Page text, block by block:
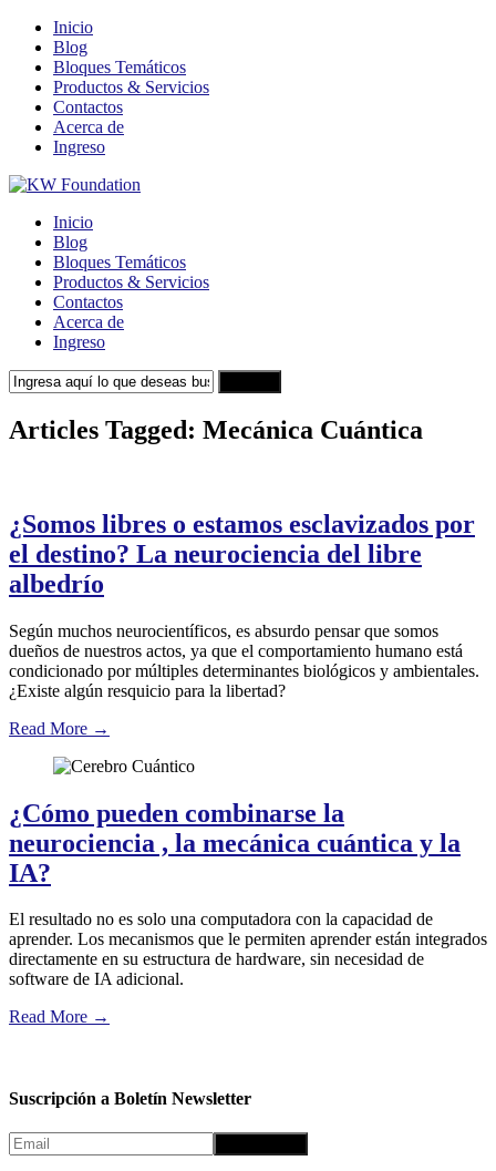
Inicio
Blog
Bloques Temáticos
Productos & Servicios
Contactos
Acerca de
Ingreso
Inicio
Blog
Bloques Temáticos
Productos & Servicios
Contactos
Acerca de
Ingreso
Articles Tagged: Mecánica Cuántica
¿Somos libres o estamos esclavizados por
el destino? La neurociencia del libre
albedrío
Según muchos neurocientíficos, es absurdo pensar que somos
dueños de nuestros actos, ya que el comportamiento humano está
condicionado por múltiples determinantes biológicos y ambientales.
¿Existe algún resquicio para la libertad?
Read More →
¿Cómo pueden combinarse la
neurociencia , la mecánica cuántica y la
IA?
El resultado no es solo una computadora con la capacidad de
aprender. Los mecanismos que le permiten aprender están integrados
directamente en su estructura de hardware, sin necesidad de
software de IA adicional.
Read More →
Suscripción a Boletín Newsletter